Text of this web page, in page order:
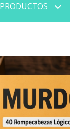
PRODUCTOS